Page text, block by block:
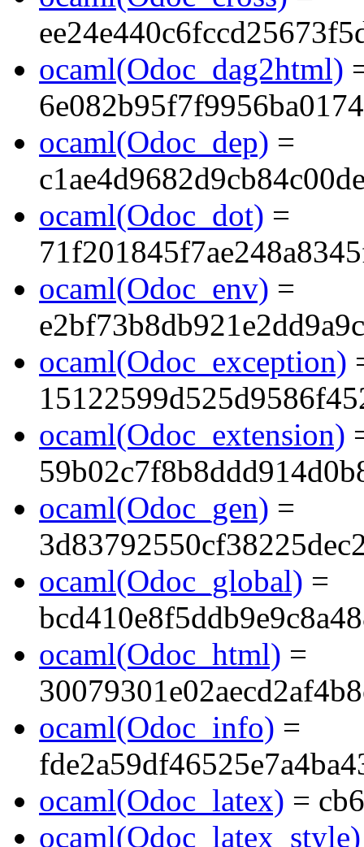
ocaml(Odoc_dag2html)
ocaml(Odoc_dep) =
ocaml(Odoc_dot) =
ocaml(Odoc_env) =
ocaml(Odoc_exception)
ocaml(Odoc_extension)
ocaml(Odoc_gen) =
ocaml(Odoc_global) =
ocaml(Odoc_html) =
ocaml(Odoc_info) =
ocaml(Odoc_latex) =
ocaml(Odoc_latex_style)